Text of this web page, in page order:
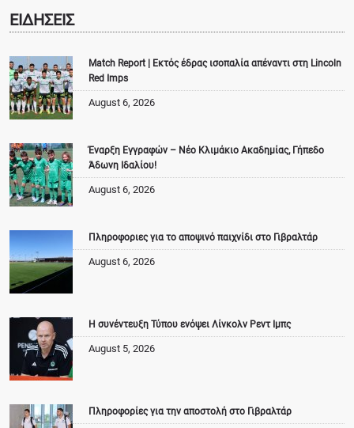
ΕΙΔΗΣΕΙΣ
Match Report | Εκτός έδρας ισοπαλία απέναντι στη Lincoln
Red Imps
August 6, 2026
Έναρξη Εγγραφών – Νέο Κλιμάκιο Ακαδημίας, Γήπεδο
Άδωνη Ιδαλίου!
August 6, 2026
Πληροφοριες για το αποψινό παιχνίδι στο Γιβραλτάρ
August 6, 2026
Η συνέντευξη Τύπου ενόψει Λίνκολν Ρεντ Ιμπς
August 5, 2026
Πληροφορίες για την αποστολή στο Γιβραλτάρ